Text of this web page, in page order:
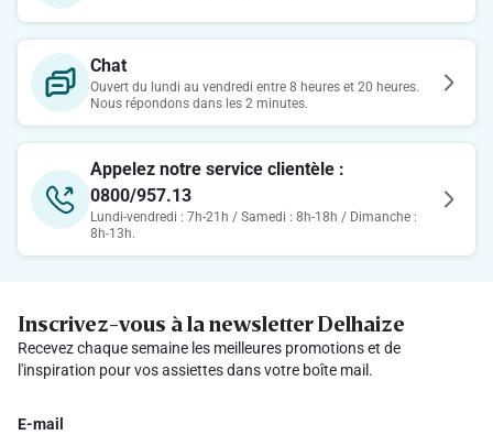
Chat
Ouvert du lundi au vendredi entre 8 heures et 20 heures.
Nous répondons dans les 2 minutes.
Appelez notre service clientèle :
0800/957.13
Lundi-vendredi : 7h-21h / Samedi : 8h-18h / Dimanche :
8h-13h.
Inscrivez-vous à la newsletter Delhaize
Recevez chaque semaine les meilleures promotions et de
l'inspiration pour vos assiettes dans votre boîte mail.
E-mail